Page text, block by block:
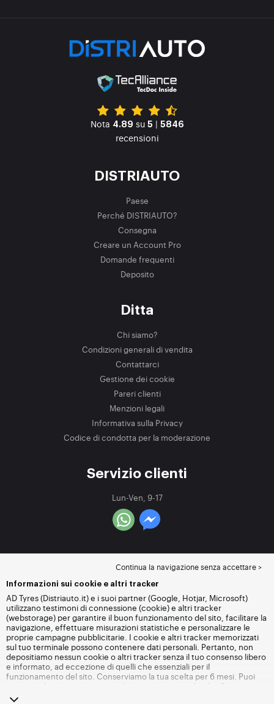
Nota 4.89 su 5 | 5846
recensioni
DISTRIAUTO
Paese
Perché DISTRIAUTO?
Consegna
Creare un Account Pro
Domande frequenti
Deposito
Ditta
Chi siamo?
Condizioni generali di vendita
Contattarci
Gestione dei cookie
Pareri clienti
Menzioni legali
Informativa sulla Privacy
Codice di condotta per la moderazione
Servizio clienti
Lun-Ven, 9-17
Continua la navigazione senza accettare >
Informazioni sui cookie e altri tracker
AD Tyres (Distriauto.it) e i suoi partner (Google, Hotjar, Microsoft)
utilizzano testimoni di connessione (cookie) e altri tracker
(webstorage) per garantire il buon funzionamento del sito, facilitare la
navigazione, effettuare misurazioni statistiche e personalizzare le
proprie campagne pubblicitarie. I cookie e altri tracker memorizzati
sul tuo terminale possono contenere dati personali. Pertanto, non
depositiamo nessun cookie o altri tracker senza il tuo consenso libero
e informato, ad eccezione di quelli che essenziali per il
funzionamento del sito. Conserviamo la tua scelta per 6 mesi. Puoi
revocare il tuo consenso in qualsiasi momento andando alla
dei cookie e altri tracker